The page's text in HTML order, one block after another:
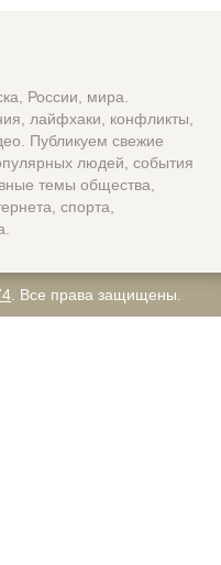
России, мира.
лайфхаки, конфликты,
Публикуем свежие
людей, события
темы общества,
спорта,
. Все права защищены.